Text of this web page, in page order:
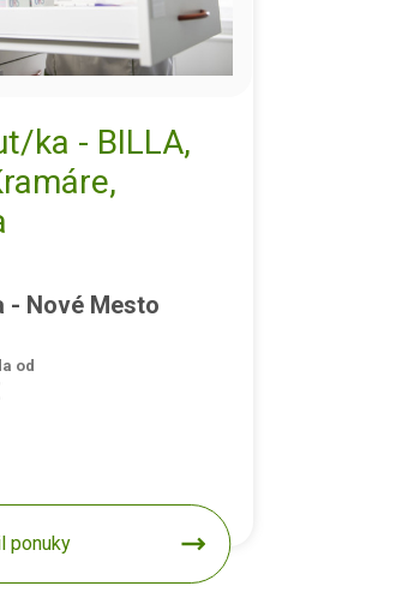
ka - BILLA,
- Nové Mesto
od
ponuky